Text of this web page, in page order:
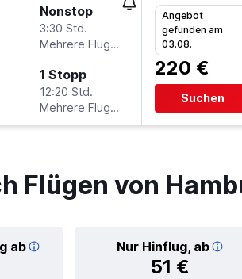
Nonstop
3:30 Std.
Mehrere Fluglinien
1 Stopp
12:20 Std.
Mehrere Fluglinien
Angebot
gefunden am
03.08.
220 €
Suchen
Flügen von
ab Nur Hinflug, ab
51 €